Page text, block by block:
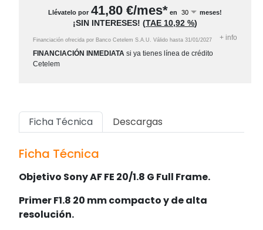
Llévatelo por 41,80 €/mes* en meses!
¡SIN INTERESES! (TAE 10,92 %)
Financiación ofrecida por Banco Cetelem S.A.U. Válido hasta 31/01/2027 + info
FINANCIACIÓN INMEDIATA si ya tienes línea de crédito
Cetelem
Ficha Técnica Descargas
Ficha Técnica
Objetivo Sony AF FE 20/1.8 G Full Frame.
Primer F1.8 20 mm compacto y de alta
resolución.